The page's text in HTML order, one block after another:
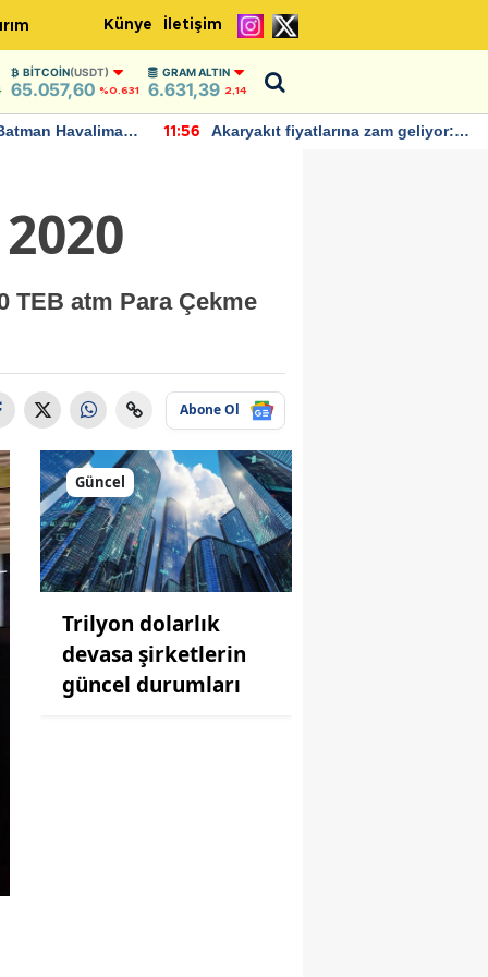
Künye İletişim
BITCOIN(USDT)
65.057,60 %0.631
GRAM ALTIN
6.631,39 2,14
Havalimanı
11:56
Akaryakıt fiyatlarına zam geliyor:
TEB atm Para Çekme
Abone Ol
Güncel
Trilyon dolarlık
devasa şirketlerin
güncel durumları